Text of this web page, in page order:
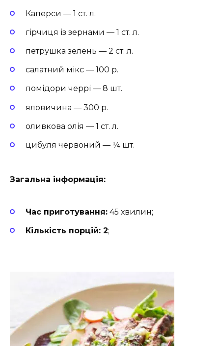
Каперси — 1 ст. л.
гірчиця із зернами — 1 ст. л.
петрушка зелень — 2 ст. л.
салатний мікс — 100 р.
помідори черрі — 8 шт.
яловичина — 300 р.
оливкова олія — 1 ст. л.
цибуля червоний — ¼ шт.
Загальна інформація:
Час приготування: 45 хвилин;
Кількість порцій: 2;